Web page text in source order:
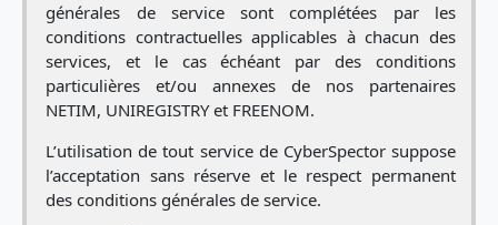
générales de service sont complétées par les
conditions contractuelles applicables à chacun des
services, et le cas échéant par des conditions
particulières et/ou annexes de nos partenaires
NETIM, UNIREGISTRY et FREENOM.
L’utilisation de tout service de CyberSpector suppose
l’acceptation sans réserve et le respect permanent
des conditions générales de service.